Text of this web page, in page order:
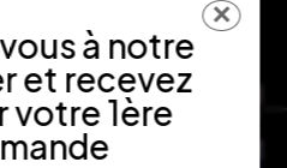
à notre
et recevez
votre 1ère
✕